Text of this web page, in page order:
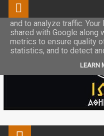
This site uses cookies
and to analyze traffic.
shared with Google along
metrics to ensure quality
statistics, and to detect
LEARN